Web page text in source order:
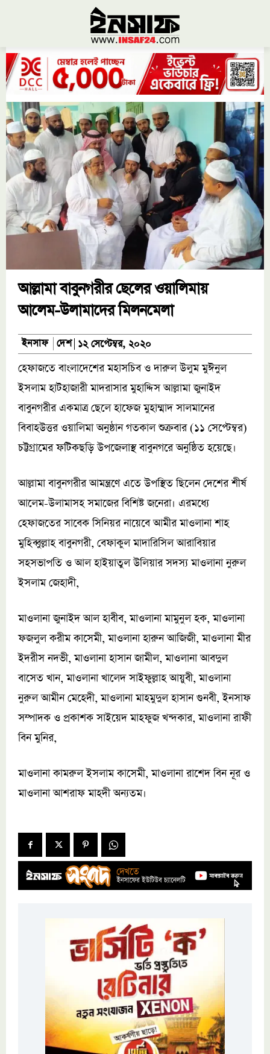
আল্লামা বাবুনগরীর ছেলের ওয়ালিমায়
আলেম-উলামাদের মিলনমেলা
ইনসাফ দেশ ১২ সেপ্টেম্বর, ২০২০
হেফাজতে বাংলাদেশের মহাসচিব ও দারুল উলুম মুঈনুল
ইসলাম হাটহাজারী মাদরাসার মুহাদ্দিস আল্লামা জুনাইদ
বাবুনগরীর একমাত্র ছেলে হাফেজ মুহাম্মাদ সালমানের
বিবাহউত্তর ওয়ালিমা অনুষ্ঠান গতকাল শুক্রবার (১১ সেপ্টেম্বর)
চট্টগ্রামের ফটিকছড়ি উপজেলাস্থ বাবুনগরে অনুষ্ঠিত হয়েছে।
আল্লামা বাবুনগরীর আমন্ত্রণে এতে উপস্থিত ছিলেন দেশের শীর্ষ
আলেম-উলামাসহ সমাজের বিশিষ্ট জনেরা। এরমধ্যে
হেফাজতের সাবেক সিনিয়র নায়েবে আমীর মাওলানা শাহ
মুহিব্বুল্লাহ বাবুনগরী, বেফাকুল মাদারিসিল আরাবিয়ার
সহসভাপতি ও আল হাইয়াতুল উলিয়ার সদস্য মাওলানা নুরুল
ইসলাম জেহাদী,
মাওলানা জুনাইদ আল হাবীব, মাওলানা মামুনুল হক, মাওলানা
ফজলুল করীম কাসেমী, মাওলানা হারুন আজিজী, মাওলানা মীর
ইদরীস নদভী, মাওলানা হাসান জামীল, মাওলানা আবদুল
বাসেত খান, মাওলানা খালেদ সাইফুল্লাহ আয়ুবী, মাওলানা
নুরুল আমীন মেহেদী, মাওলানা মাহমুদুল হাসান গুনবী, ইনসাফ
সম্পাদক ও প্রকাশক সাইয়েদ মাহফুজ খন্দকার, মাওলানা রাফী
বিন মুনির,
মাওলানা কামরুল ইসলাম কাসেমী, মাওলানা রাশেদ বিন নূর ও
মাওলানা আশরাফ মাহদী অন্যতম।